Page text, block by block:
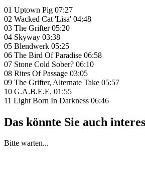
01 Uptown Pig 07:27
02 Wacked Cat 'Lisa' 04:48
03 The Grifter 05:20
04 Skyway 03:38
05 Blendwerk 05:25
06 The Bird Of Paradise 06:58
07 Stone Cold Sober? 06:10
08 Rites Of Passage 03:05
09 The Grifter, Alternate Take 05:57
10 G.A.B.E.E. 01:55
11 Light Born In Darkness 06:46
Das könnte Sie auch
Bitte warten...